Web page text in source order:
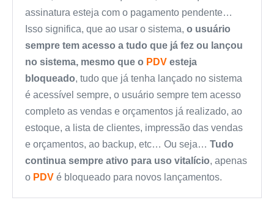
assinatura esteja com o pagamento pendente…
Isso significa, que ao usar o sistema, o usuário
sempre tem acesso a tudo que já fez ou lançou
no sistema, mesmo que o PDV esteja
bloqueado, tudo que já tenha lançado no sistema
é acessível sempre, o usuário sempre tem acesso
completo as vendas e orçamentos já realizado, ao
estoque, a lista de clientes, impressão das vendas
e orçamentos, ao backup, etc… Ou seja… Tudo
continua sempre ativo para uso vitalício, apenas
o PDV é bloqueado para novos lançamentos.